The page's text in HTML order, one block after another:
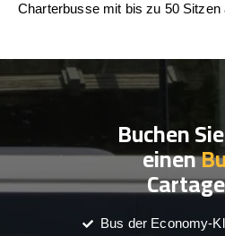
Charterbusse mit bis zu 50 Sitzen
Buchen
einen
Bus der Economy-